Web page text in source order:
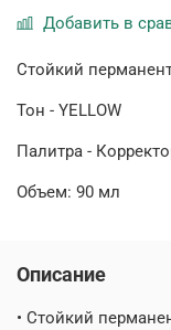
Добавить в
Стойкий
Тон - YELLOW
Палитра -
Объем: 90 мл
Описание
• Стойкий